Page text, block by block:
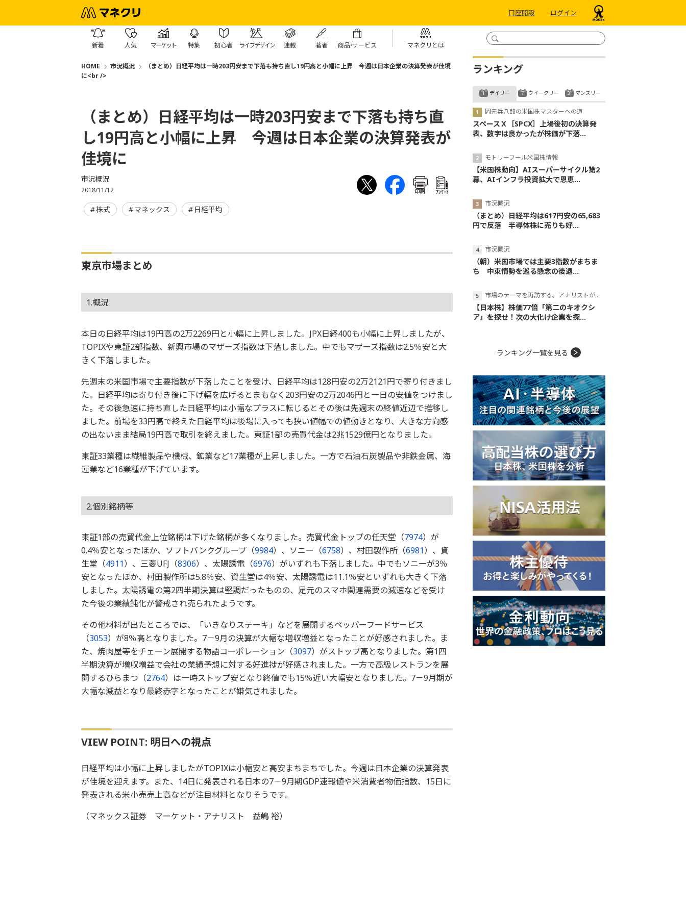
口座開設 ログイン
新着 人気 マーケット 特集 初心者 ライフデザイン 連載 著者 商品・サービス マネクリとは
HOME 市況概況
（まとめ）日経平均は一時203円安まで下落も持ち直し19円高と小幅に上昇 今週は日本企業の決算発表が佳境
に<br />
（まとめ）日経平均は一時203円安まで下落も持ち直
し19円高と小幅に上昇 今週は日本企業の決算発表が
佳境に
市況概況
2018/11/12 印刷 ｱﾝｹｰﾄ
株式 マネックス 日経平均
東京市場まとめ
1.概況
本日の日経平均は19円高の2万2269円と小幅に上昇しました。JPX日経400も小幅に上昇しましたが、
TOPIXや東証2部指数、新興市場のマザーズ指数は下落しました。中でもマザーズ指数は2.5％安と大
きく下落しました。
先週末の米国市場で主要指数が下落したことを受け、日経平均は128円安の2万2121円で寄り付きまし
た。日経平均は寄り付き後に下げ幅を広げるとまもなく203円安の2万2046円と一日の安値をつけまし
た。その後急速に持ち直した日経平均は小幅なプラスに転じるとその後は先週末の終値近辺で推移し
ました。前場を33円高で終えた日経平均は後場に入っても狭い値幅での値動きとなり、大きな方向感
の出ないまま結局19円高で取引を終えました。東証1部の売買代金は2兆1529億円となりました。
東証33業種は繊維製品や機械、鉱業など17業種が上昇しました。一方で石油石炭製品や非鉄金属、海
運業など16業種が下げています。
2.個別銘柄等
東証1部の売買代金上位銘柄は下げた銘柄が多くなりました。売買代金トップの任天堂（7974）が
0.4％安となったほか、ソフトバンクグループ（9984）、ソニー（6758）、村田製作所（6981）、資
生堂（4911）、三菱UFJ（8306）、太陽誘電（6976）がいずれも下落しました。中でもソニーが3％
安となったほか、村田製作所は5.8％安、資生堂は4％安、太陽誘電は11.1％安といずれも大きく下落
しました。太陽誘電の第2四半期決算は堅調だったものの、足元のスマホ関連需要の減速などを受け
た今後の業績鈍化が警戒され売られたようです。
その他材料が出たところでは、「いきなりステーキ」などを展開するペッパーフードサービス
（3053）が8％高となりました。7－9月の決算が大幅な増収増益となったことが好感されました。ま
た、焼肉屋等をチェーン展開する物語コーポレーション（3097）がストップ高となりました。第1四
半期決算が増収増益で会社の業績予想に対する好進捗が好感されました。一方で高級レストランを展
開するひらまつ（2764）は一時ストップ安となり終値でも15％近い大幅安となりました。7－9月期が
大幅な減益となり最終赤字となったことが嫌気されました。
VIEW POINT: 明日への視点
日経平均は小幅に上昇しましたがTOPIXは小幅安と高安まちまちでした。今週は日本企業の決算発表
が佳境を迎えます。また、14日に発表される日本の7－9月期GDP速報値や米消費者物価指数、15日に
発表される米小売売上高などが注目材料となりそうです。
（マネックス証券 マーケット・アナリスト 益嶋 裕）
ランキング
デイリー
岡元兵八郎の米国株マスターへの道
スペースＸ［SPCX］上場後初の決算発
表、数字は良かったが株価が下落...
モトリーフール米国株情報
【米国株動向】AIスーパーサイクル第2
幕、AIインフラ投資拡大で恩恵...
市況概況
（まとめ）日経平均は617円安の65,683
円で反落 半導体株に売りも好...
市況概況
（朝）米国市場では主要3指数がまちま
ち 中東情勢を巡る懸念の後退...
市場のテーマを再訪する。アナリストが読み解くテーマの本質
【日本株】株価77倍「第二のキオクシ
ア」を探せ！次の大化け企業を探...
ウイークリー マンスリー
ランキング一覧を見る